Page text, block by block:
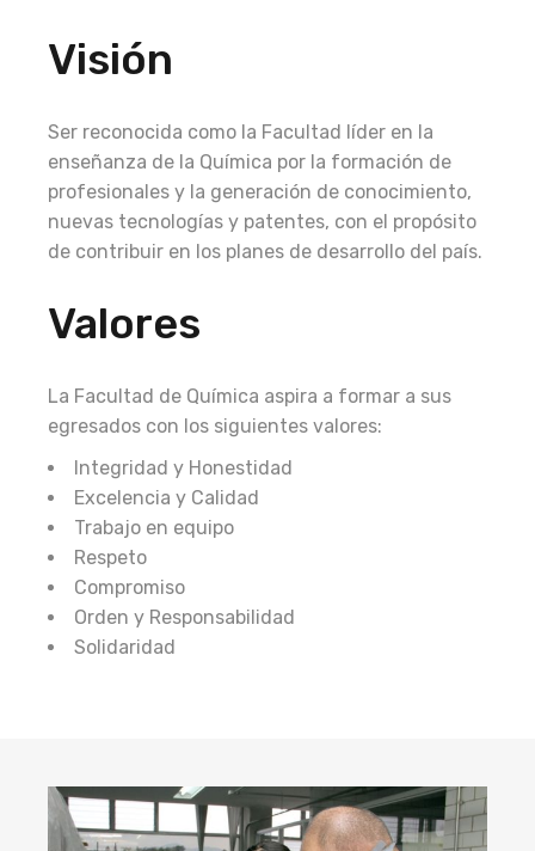
Visión
Ser reconocida como la Facultad líder en la
enseñanza de la Química por la formación de
profesionales y la generación de conocimiento,
nuevas tecnologías y patentes, con el propósito
de contribuir en los planes de desarrollo del país.
Valores
La Facultad de Química aspira a formar a sus
egresados con los siguientes valores:
Integridad y Honestidad
Excelencia y Calidad
Trabajo en equipo
Respeto
Compromiso
Orden y Responsabilidad
Solidaridad